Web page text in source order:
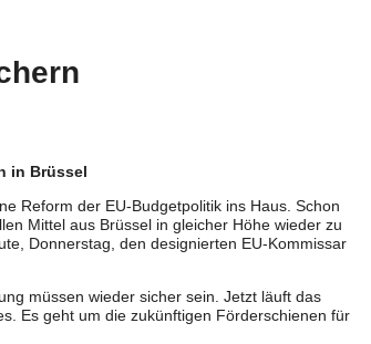
in Brüssel
Reform der EU-Budgetpolitik ins Haus. Schon
Mittel aus Brüssel in gleicher Höhe wieder zu
Donnerstag, den designierten EU-Kommissar
müssen wieder sicher sein. Jetzt läuft das
Es geht um die zukünftigen Förderschienen für